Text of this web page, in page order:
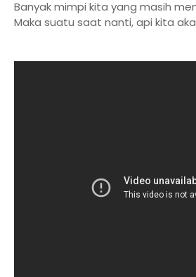
Banyak mimpi kita yang masih
Maka suatu saat nanti, api kita